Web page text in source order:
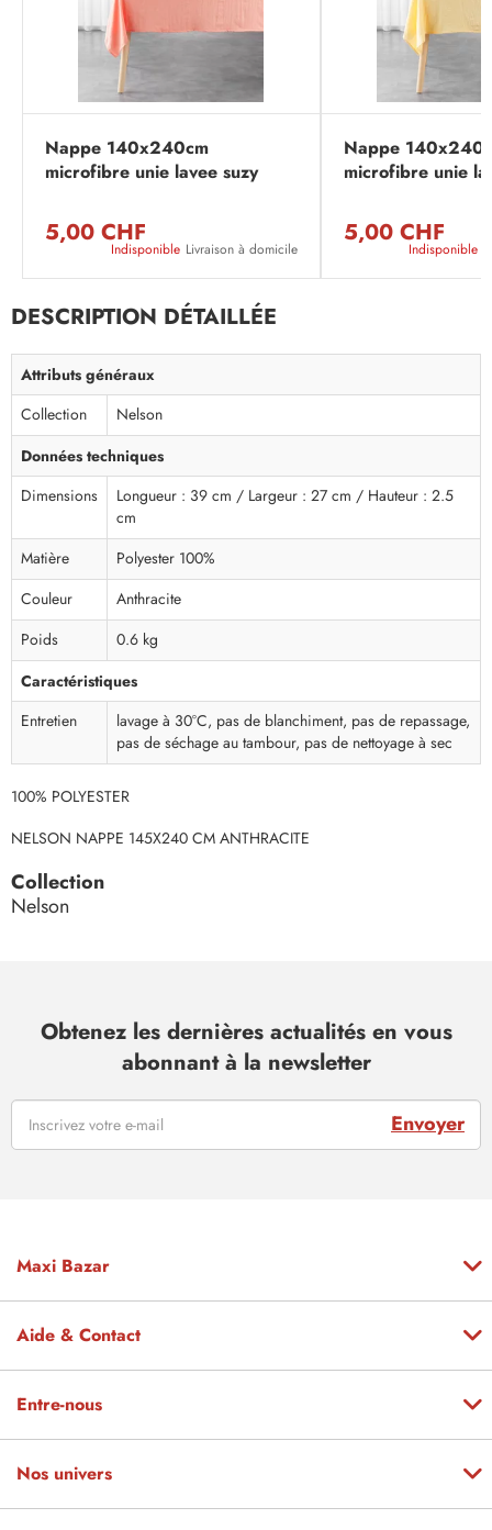
Nappe 140x240cm
microfibre unie lavee suzy
5,00 CHF
Indisponible Livraison à domicile
Nappe
microfibre unie
5,00 CHF
Indisponible
DESCRIPTION DÉTAILLÉE
Attributs généraux
Collection Nelson
Données techniques
Dimensions
Longueur : 39 cm / Largeur : 27 cm / Hauteur : 2.5
cm
Matière
Polyester 100%
Couleur
Anthracite
Poids
0.6 kg
Caractéristiques
Entretien
lavage à 30°C, pas de blanchiment, pas de repassage,
pas de séchage au tambour, pas de nettoyage à sec
100% POLYESTER
NELSON NAPPE 145X240 CM ANTHRACITE
Collection
Nelson
Obtenez les dernières actualités en vous
abonnant à la newsletter
Envoyer
Maxi Bazar
Aide & Contact
Entre-nous
Nos univers